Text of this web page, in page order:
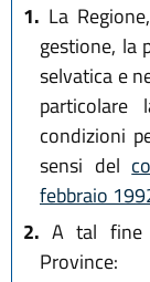
1. La
gestione, la
selvatica e
condizioni
sensi del
febbraio
2. A tal fine
Province: